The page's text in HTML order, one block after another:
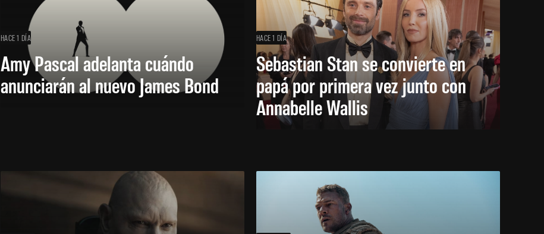
HACE 1 DÍA
Amy Pascal adelanta cuándo
anunciarán al nuevo James Bond
HACE 1 DÍA
Sebastian Stan se convierte en
papá por primera vez junto con
Annabelle Wallis